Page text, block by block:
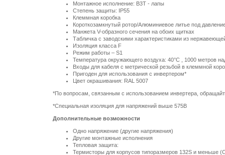
Монтажное исполнение: B3T - лапы
Степень защиты: IP55
Клеммная коробка
Короткозамкнутый ротор/Алюминиевое литье под
Манжета V-образного сечения на обоих щитках
Табличка с заводскими характеристиками из
Изоляция класса F
Режим работы – S1
Температура окружающего воздуха: 40°C 1000 метров
Входы для кабеля с метрической резьбой в клеммной
Пригоден для использования с инвертером*
Цвет окрашивания: RAL 5007
*По вопросам, связанным с использованием инвертера,
*Специальная изоляция для напряжений выше 575В
Дополнительные возможности
Одно напряжение (другие напряжения)
Другие монтажные исполнения
Тепловая защита:
Термисторы для корпусов типоразмеров 132S и меньше